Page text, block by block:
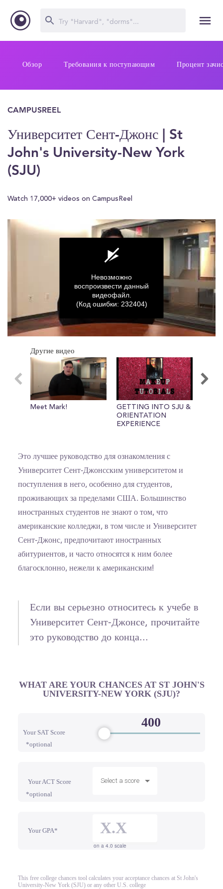
Обзор Требования к поступающим Процент
CAMPUSREEL
Университет Сент-Джонс | St
John's University-New York
(SJU)
Watch 17,000+ videos on CampusReel
seconds
seconds
Невозможно
воспроизвести данный
видеофайл.
(Код ошибки: 232404)
Другие видео
Meet Mark!
GETTING INTO SJU &
ORIENTATION
EXPERIENCE
Это лучшее руководство для ознакомления с
Университет Сент-Джонсским университетом и
поступления в него, особенно для студентов,
проживающих за пределами США. Большинство
иностранных студентов не знают о том, что
американские колледжи, в том числе и Университет
Сент-Джонс, предпочитают иностранных
абитуриентов, и часто относятся к ним более
благосклонно, нежели к американским!
Если вы серьезно относитесь к учебе в
Университет Сент-Джонсе, прочитайте
это руководство до конца...
WHAT ARE YOUR CHANCES AT ST JOHN'S
UNIVERSITY-NEW YORK (SJU)?
Your SAT Score
*optional
Your ACT Score
*optional
Select a score
Your GPA*
on a 4.0 scale
This free college chances tool calculates your acceptance chances at St John's
University-New York (SJU) or any other U.S. college